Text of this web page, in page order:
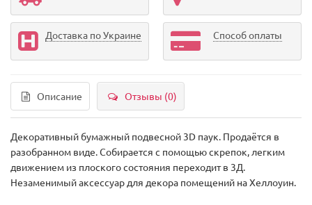
Доставка по Украине Способ оплаты
Описание Отзывы (0)
Декоративный бумажный подвесной 3D паук. Продаётся в
разобранном виде. Собирается с помощью скрепок, легким
движением из плоского состояния переходит в 3Д.
Незаменимый аксессуар для декора помещений на Хеллоуин.